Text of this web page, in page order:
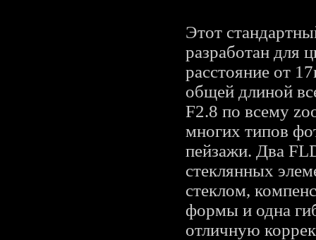
Этот
разработан для
расстояние от
общей длиной
F2.8 по всему
многих типов
пейзажи. Два
стеклянных
стеклом,
формы и одна
отличную